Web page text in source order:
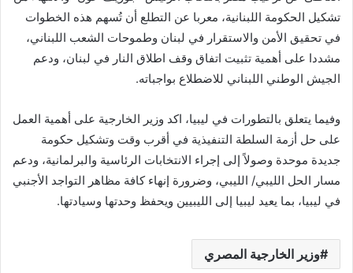
تشكيل الحكومة اللبنانية، معربا عن التطلع أن تُسهم هذه الخطوات
في تحقيق الأمن والاستقرار في لبنان وطموحات الشعب اللبناني،
مشددا على أهمية تثبيت اتفاق وقف اطلاق النار في لبنان، ودعم
الجيش الوطني اللبناني للاضطلاع بواجباته.
وفيما يتعلق بالتطورات في ليبيا، اكد وزير الخارجية على أهمية العمل
على حل أزمة السلطة التنفيذية في أقرب وقت وتشكيل حكومة
جديدة موحدة وصولاً إلى إجراء الانتخابات الرئاسية والبرلمانية، ودعم
مسار الحل الليبي/ الليبي، وضرورة إنهاء كافة مظاهر التواجد الأجنبي
في ليبيا، بما يعيد ليبيا إلى الليبيين ويحفظ وحدتها وسيادتها.
وزير الخارجية المصري